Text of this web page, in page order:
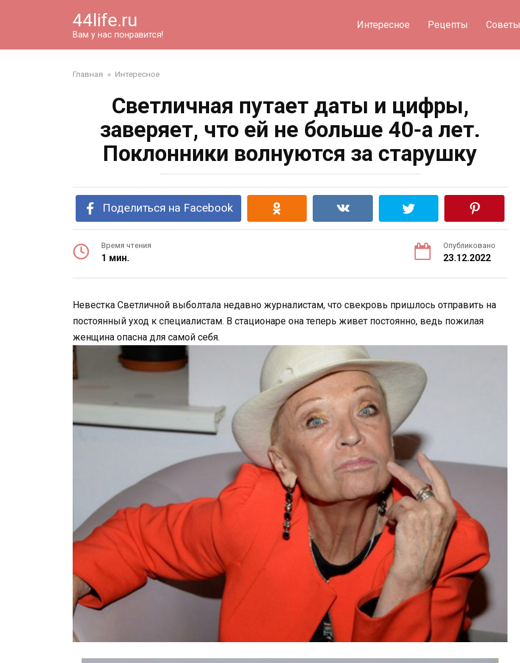
44life.ru
Вам у нас понравится!
Интересное Рецепты Советы
Главная » Интересное
Светличная путает даты и цифры,
заверяет, что ей не больше 40-а лет.
Поклонники волнуются за старушку
Поделиться на Facebook
Время чтения
1 мин.
Опубликовано
23.12.2022
Невестка Светличной выболтала недавно журналистам, что свекровь пришлось отправить на
постоянный уход к специалистам. В стационаре она теперь живет постоянно, ведь пожилая
женщина опасна для самой себя.